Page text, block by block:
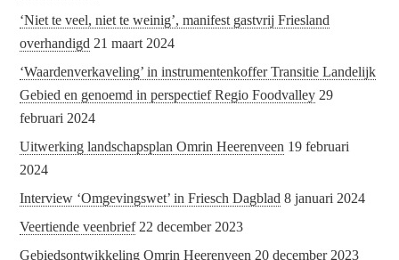
‘Niet te veel, niet te weinig’, manifest gastvrij Friesland
overhandigd 21 maart 2024
‘Waardenverkaveling’ in instrumentenkoffer Transitie Landelijk
Gebied en genoemd in perspectief Regio Foodvalley 29
februari 2024
Uitwerking landschapsplan Omrin Heerenveen 19 februari
2024
Interview ‘Omgevingswet’ in Friesch Dagblad 8 januari 2024
Veertiende veenbrief 22 december 2023
Gebiedsontwikkeling Omrin Heerenveen 20 december 2023